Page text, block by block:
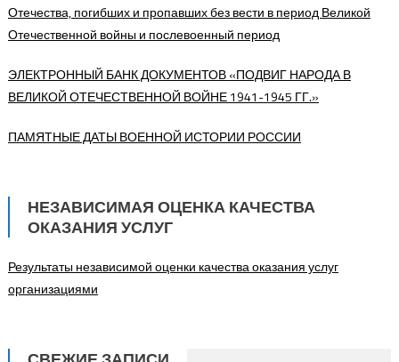
Отечества, погибших и пропавших без вести в период Великой
Отечественной войны и послевоенный период
ЭЛЕКТРОННЫЙ БАНК ДОКУМЕНТОВ «ПОДВИГ НАРОДА В
ВЕЛИКОЙ ОТЕЧЕСТВЕННОЙ ВОЙНЕ 1941-1945 ГГ.»
ПАМЯТНЫЕ ДАТЫ ВОЕННОЙ ИСТОРИИ РОССИИ
НЕЗАВИСИМАЯ ОЦЕНКА КАЧЕСТВА
ОКАЗАНИЯ УСЛУГ
Результаты независимой оценки качества оказания услуг
организациями